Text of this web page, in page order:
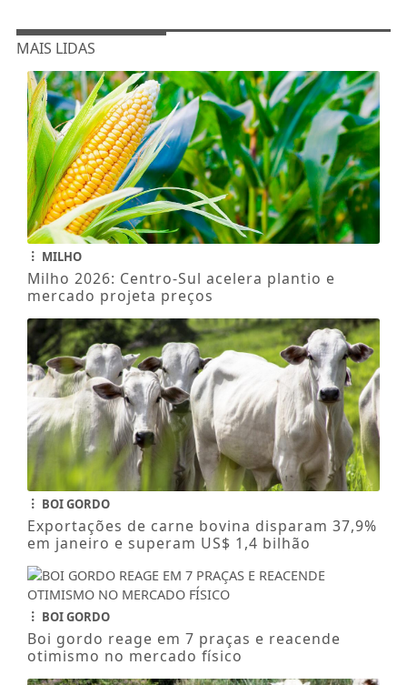
MAIS LIDAS
MILHO
Milho 2026: Centro-Sul acelera plantio e
mercado projeta preços
BOI GORDO
Exportações de carne bovina disparam 37,9%
em janeiro e superam US$ 1,4 bilhão
BOI GORDO
Boi gordo reage em 7 praças e reacende
otimismo no mercado físico